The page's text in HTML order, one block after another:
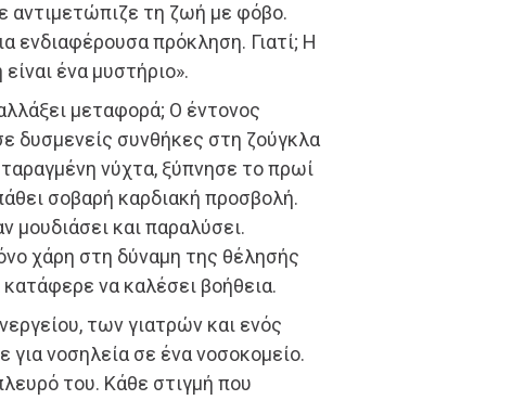
αντιμετώπιζε τη ζωή με φόβο.
ενδιαφέρουσα πρόκληση. Γιατί; Η
ένα μυστήριο».
μεταφορά; Ο έντονος
δυσμενείς συνθήκες στη ζούγκλα
νύχτα, ξύπνησε το πρωί
σοβαρή καρδιακή προσβολή.
μουδιάσει και παραλύσει.
χάρη στη δύναμη της θέλησής
να καλέσει βοήθεια.
των γιατρών και ενός
νοσηλεία σε ένα νοσοκομείο.
του. Κάθε στιγμή που